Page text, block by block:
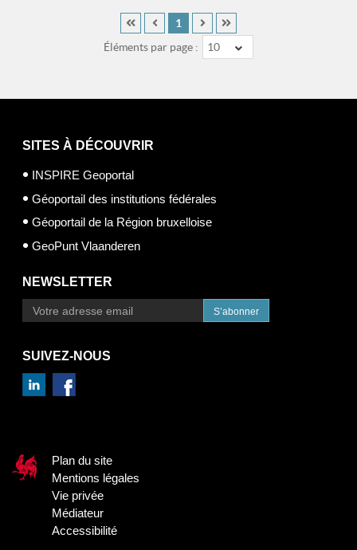
Éléments par page : 10
1
SITES À DÉCOUVRIR
INSPIRE Geoportal
Géoportail des institutions fédérales
Géoportail de la Région bruxelloise
GeoPunt Vlaanderen
NEWSLETTER
S’abonner
SUIVEZ-NOUS
Plan du site
Mentions légales
Vie privée
Médiateur
Accessibilité